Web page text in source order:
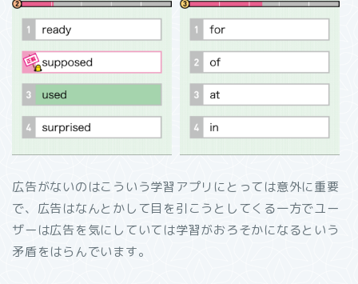
広告がないのはこういう学習アプリにとっては意外に重要
で、広告はなんとかして目を引こうとしてくる一方でユー
ザーは広告を気にしていては学習がおろそかになるという
矛盾をはらんでいます。